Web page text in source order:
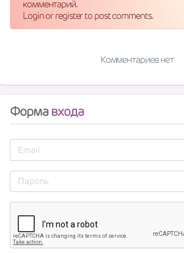
комментарий.
Login or register to post comments.
Комментариев нет
Формавхода